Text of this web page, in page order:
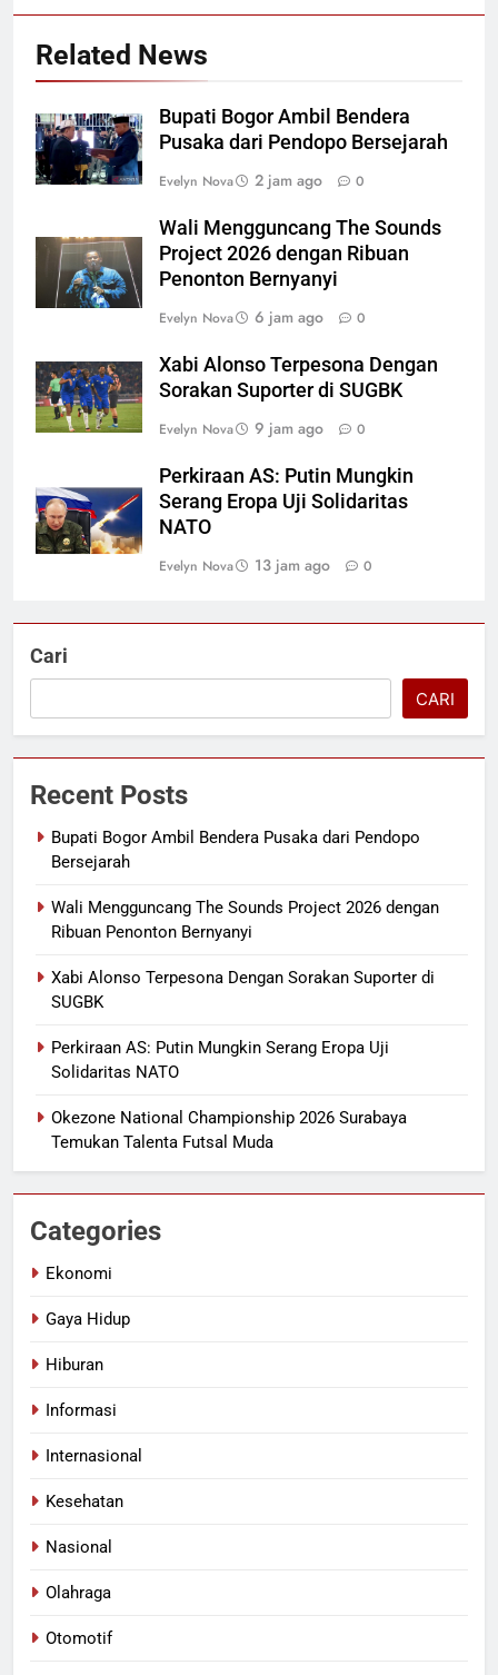
Related News
Bupati Bogor Ambil Bendera
Pusaka dari Pendopo Bersejarah
Evelyn Nova 2 jam ago 0
Wali Mengguncang The Sounds
Project 2026 dengan Ribuan
Penonton Bernyanyi
Evelyn Nova 6 jam ago 0
Xabi Alonso Terpesona Dengan
Sorakan Suporter di SUGBK
Evelyn Nova 9 jam ago 0
Perkiraan AS: Putin Mungkin
Serang Eropa Uji Solidaritas
NATO
Evelyn Nova 13 jam ago 0
Cari
CARI
Recent Posts
Bupati Bogor Ambil Bendera Pusaka dari Pendopo
Bersejarah
Wali Mengguncang The Sounds Project 2026 dengan
Ribuan Penonton Bernyanyi
Xabi Alonso Terpesona Dengan Sorakan Suporter di
SUGBK
Perkiraan AS: Putin Mungkin Serang Eropa Uji
Solidaritas NATO
Okezone National Championship 2026 Surabaya
Temukan Talenta Futsal Muda
Categories
Ekonomi
Gaya Hidup
Hiburan
Informasi
Internasional
Kesehatan
Nasional
Olahraga
Otomotif